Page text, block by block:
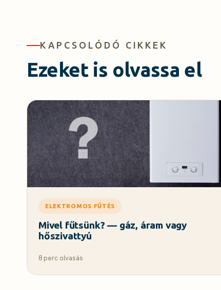
KAPCSOLÓDÓ CIKKEK
Ezeket is olvassa el
ELEKTROMOS FŰTÉS
Mivel fűtsünk? — gáz, áram vagy
hőszivattyú
8 perc olvasás